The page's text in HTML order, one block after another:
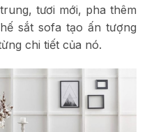
tươi mới, pha thêm
sắt sofa tạo ấn tượng
chi tiết của nó.